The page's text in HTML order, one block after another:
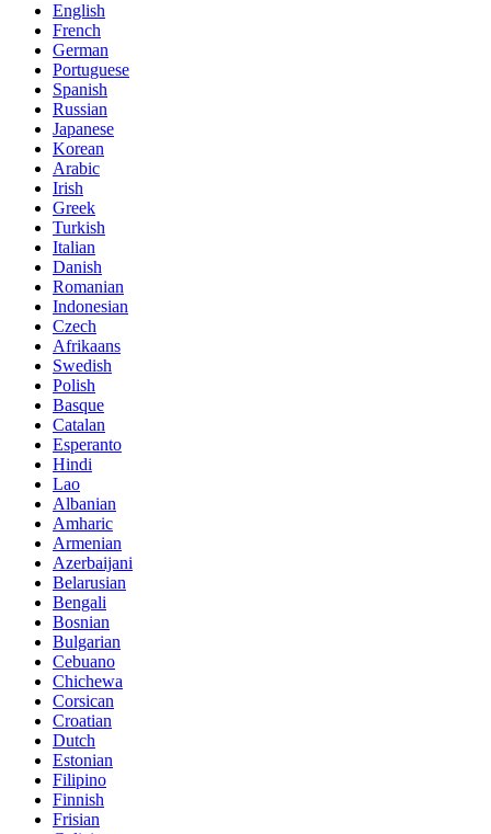
English
French
German
Portuguese
Spanish
Russian
Japanese
Korean
Arabic
Irish
Greek
Turkish
Italian
Danish
Romanian
Indonesian
Czech
Afrikaans
Swedish
Polish
Basque
Catalan
Esperanto
Hindi
Lao
Albanian
Amharic
Armenian
Azerbaijani
Belarusian
Bengali
Bosnian
Bulgarian
Cebuano
Chichewa
Corsican
Croatian
Dutch
Estonian
Filipino
Finnish
Frisian